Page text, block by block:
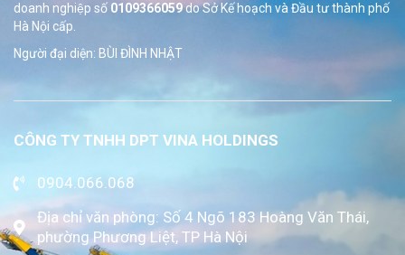
doanh nghiệp số 0109366059do SởKế hoạch và Đầu tư thành phố
Hà Nội cấp.
Người đại diện: BÙI ĐÌNH NHẬT
CÔNG TY TNHH DPT VINA HOLDINGS
0904.066.068
Địa chỉ văn phòng: Số 4 Ngõ 183 Hoàng Văn Thái,
phường Phương Liệt, TP Hà Nội